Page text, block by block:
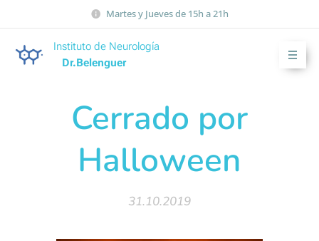
Martes y Jueves de 15h a 21h
Instituto de Neurología
Dr.Belenguer
Cerrado por
Halloween
31.10.2019